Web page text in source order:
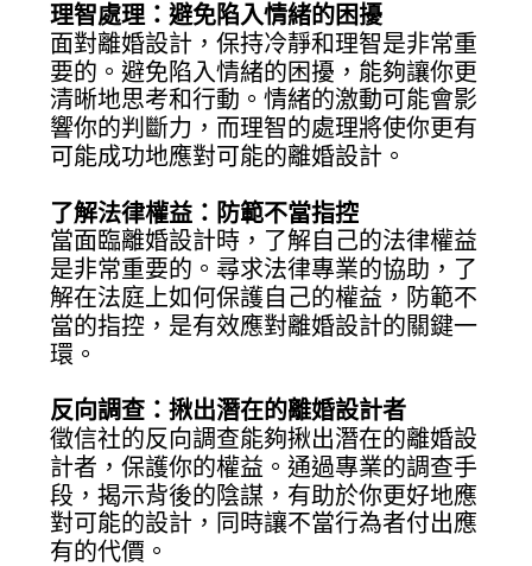
理智處理：避免陷入情緒的困擾
面對離婚設計，保持冷靜和理智是非常重
要的。避免陷入情緒的困擾，能夠讓你更
清晰地思考和行動。情緒的激動可能會影
響你的判斷力，而理智的處理將使你更有
可能成功地應對可能的離婚設計。
了解法律權益：防範不當指控
當面臨離婚設計時，了解自己的法律權益
是非常重要的。尋求法律專業的協助，了
解在法庭上如何保護自己的權益，防範不
當的指控，是有效應對離婚設計的關鍵一
環。
反向調查：揪出潛在的離婚設計者
徵信社的反向調查能夠揪出潛在的離婚設
計者，保護你的權益。通過專業的調查手
段，揭示背後的陰謀，有助於你更好地應
對可能的設計，同時讓不當行為者付出應
有的代價。